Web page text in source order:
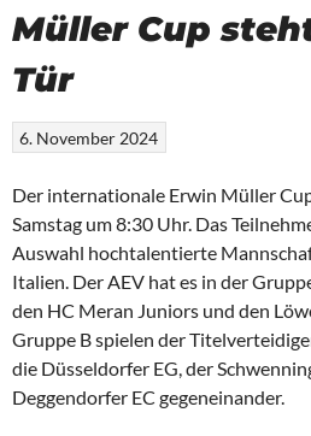
Müller Cup
Tür
6. November 2024
Der internationale Erwin Müller
Samstag um 8:30 Uhr. Das
Auswahl hochtalentierte
Italien. Der AEV hat es in der
den HC Meran Juniors und den
Gruppe B spielen der
die Düsseldorfer EG, der
Deggendorfer EC gegeneinander.